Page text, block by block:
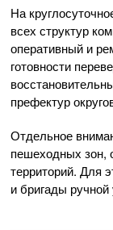
На
всех структур
оперативный и
готовности
префектур
Отдельное
пешеходных зон,
территорий. Для
и бригады ручной